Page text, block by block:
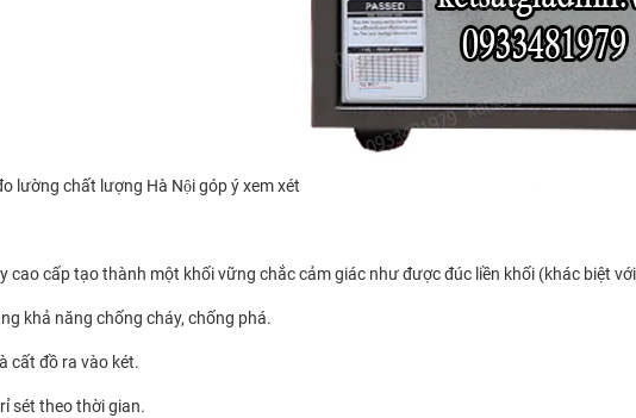
lường chất lượng Hà Nội góp ý xem xét
cao cấp tạo thành một khối vững chắc cảm giác như được đúc liền khối (khác biệt
khả năng chống cháy, chống phá.
cất đồ ra vào két.
sét theo thời gian.